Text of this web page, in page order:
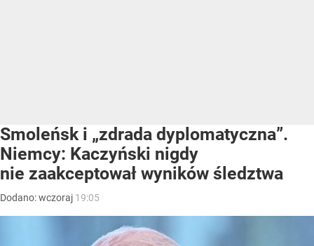
Smoleńsk i „zdrada dyplomatyczna”.
Niemcy: Kaczyński nigdy
nie zaakceptował wyników śledztwa
Dodano:wczoraj 19:05